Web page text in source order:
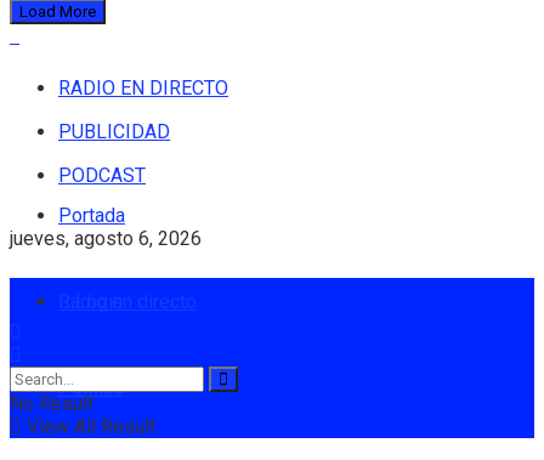
Load More
RADIO EN DIRECTO
PUBLICIDAD
PODCAST
jueves, agosto 6, 2026
Portada
Política
No Result
View All Result